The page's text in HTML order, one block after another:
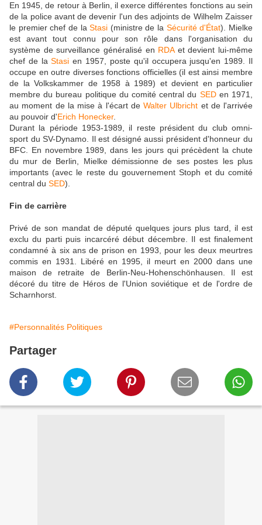
En 1945, de retour à Berlin, il exerce différentes fonctions au sein
de la police avant de devenir l'un des adjoints de Wilhelm Zaisser
le premier chef de laStasi (ministre de la Sécurité d'État). Mielke
est avant tout connu pour son rôle dans l'organisation du
système de surveillance généralisé en RDAet devient lui-même
chef de laStasi en 1957, poste qu'il occupera jusqu'en 1989. Il
occupe en outre diverses fonctions officielles (il est ainsi membre
de la Volkskammer de 1958 à 1989) et devient en particulier
membre du bureau politique du comité central du SEDen 1971,
au moment de la mise à l'écart de Walter Ulbricht et de l'arrivée
au pouvoir d'Erich Honecker.
Durant la période 1953-1989, il reste président du club omni-
sport du SV-Dynamo. Il est désigné aussi président d'honneur du
BFC. En novembre 1989, dans les jours qui précèdent la chute
du mur de Berlin, Mielke démissionne de ses postes les plus
importants (avec le reste du gouvernement Stoph et du comité
central du SED).
Fin de carrière
Privé de son mandat de député quelques jours plus tard, il est
exclu du parti puis incarcéré début décembre. Il est finalement
condamné à six ans de prison en 1993, pour les deux meurtres
commis en 1931. Libéré en 1995, il meurt en 2000 dans une
maison de retraite de Berlin-Neu-Hohenschönhausen. Il est
décoré du titre de Héros de l'Union soviétique et de l'ordre de
Scharnhorst.
#Personnalités Politiques
Partager